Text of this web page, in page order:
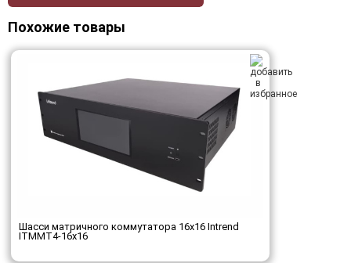
Похожие товары
Шасси матричного коммутатора 16x16 Intrend
ITMMT4-16x16